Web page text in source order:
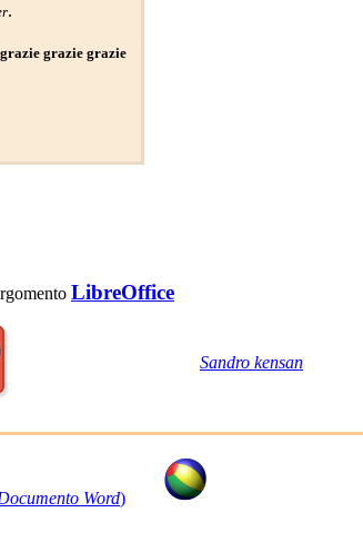
.
grazie grazie
LibreOffice
Sandro kensan
Word)